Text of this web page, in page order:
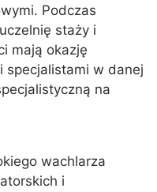
Podczas
staży i
mają okazję
specjalistami w danej
na
wachlarza
i